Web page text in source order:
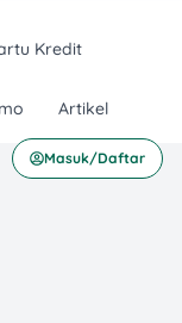
Kredit
Artikel
Masuk/Daftar